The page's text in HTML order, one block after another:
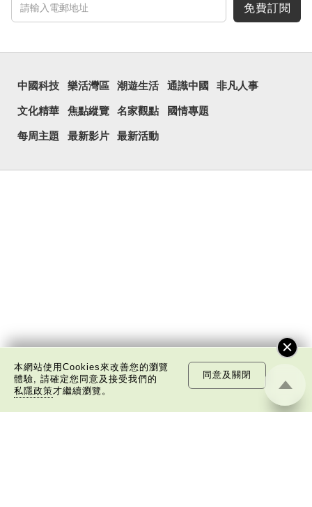
免費訂閱
中國科技 樂活灣區 潮遊生活 通識中國 非凡人事
文化精華 焦點縱覽 名家觀點 國情專題
每周主題 最新影片 最新活動
本網站使用Cookies來改善您的瀏覽
體驗, 請確定您同意及接受我們的
私隱政策才繼續瀏覽。
同意及關閉